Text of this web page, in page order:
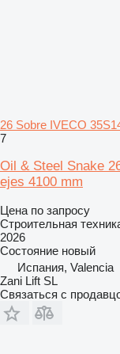
26 Sobre IVECO
7
Oil & Steel Snake
ejes 4100 mm
Цена по запросу
Строительная
2026
Состояние новый
Испания, Valencia
Zani Lift SL
Связаться с